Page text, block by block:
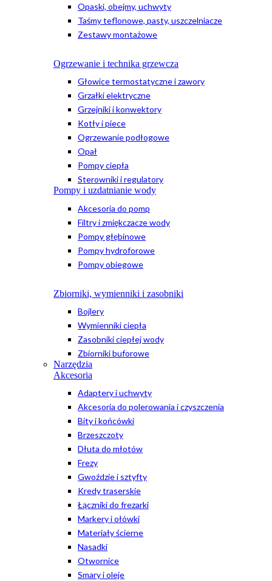
Opaski, obejmy, uchwyty
Taśmy teflonowe, pasty, uszczelniacze
Zestawy montażowe
Ogrzewanie i technika grzewcza
Głowice termostatyczne i zawory
Grzałki elektryczne
Grzejniki i konwektory
Kotły i piece
Ogrzewanie podłogowe
Opał
Pompy ciepła
Sterowniki i regulatory
Pompy i uzdatnianie wody
Akcesoria do pomp
Filtry i zmiękczacze wody
Pompy głębinowe
Pompy hydroforowe
Pompy obiegowe
Zbiorniki, wymienniki i zasobniki
Bojlery
Wymienniki ciepła
Zasobniki ciepłej wody
Zbiorniki buforowe
Narzędzia
Akcesoria
Adaptery i uchwyty
Akcesoria do polerowania i czyszczenia
Bity i końcówki
Brzeszczoty
Dłuta do młotów
Frezy
Gwoździe i sztyfty
Kredy traserskie
Łączniki do frezarki
Markery i ołówki
Materiały ścierne
Nasadki
Otwornice
Smary i oleje